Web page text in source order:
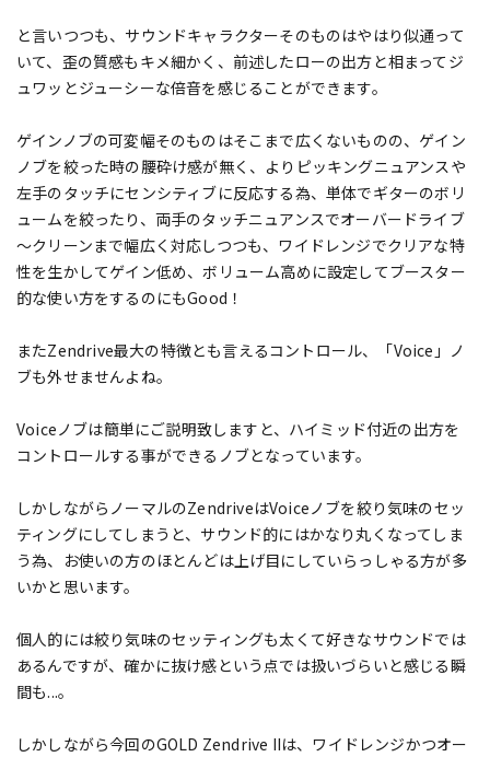
と言いつつも、サウンドキャラクターそのものはやはり似通って
いて、歪の質感もキメ細かく、前述したローの出方と相まってジ
ュワッとジューシーな倍音を感じることができます。
ゲインノブの可変幅そのものはそこまで広くないものの、ゲイン
ノブを絞った時の腰砕け感が無く、よりピッキングニュアンスや
左手のタッチにセンシティブに反応する為、単体でギターのボリ
ュームを絞ったり、両手のタッチニュアンスでオーバードライブ
～クリーンまで幅広く対応しつつも、ワイドレンジでクリアな特
性を生かしてゲイン低め、ボリューム高めに設定してブースター
的な使い方をするのにもGood！
またZendrive最大の特徴とも言えるコントロール、「Voice」ノ
ブも外せませんよね。
Voiceノブは簡単にご説明致しますと、ハイミッド付近の出方を
コントロールする事ができるノブとなっています。
しかしながらノーマルのZendriveはVoiceノブを絞り気味のセッ
ティングにしてしまうと、サウンド的にはかなり丸くなってしま
う為、お使いの方のほとんどは上げ目にしていらっしゃる方が多
いかと思います。
個人的には絞り気味のセッティングも太くて好きなサウンドでは
あるんですが、確かに抜け感という点では扱いづらいと感じる瞬
間も...。
しかしながら今回のGOLD Zendrive IIは、ワイドレンジかつオー